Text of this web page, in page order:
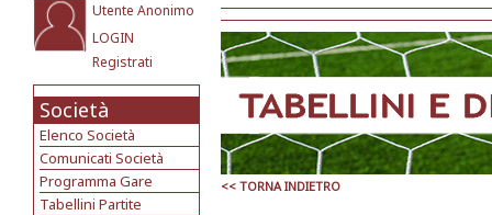
Utente Anonimo
LOGIN
Registrati
Società
Elenco Società
Comunicati Società
Programma Gare
Tabellini Partite
<< TORNA INDIETRO